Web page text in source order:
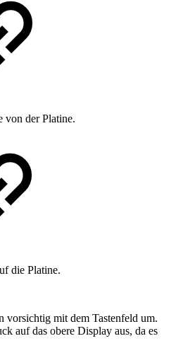
von der Platine.
die Platine.
vorsichtig mit dem Tastenfeld um.
auf das obere Display aus, da es